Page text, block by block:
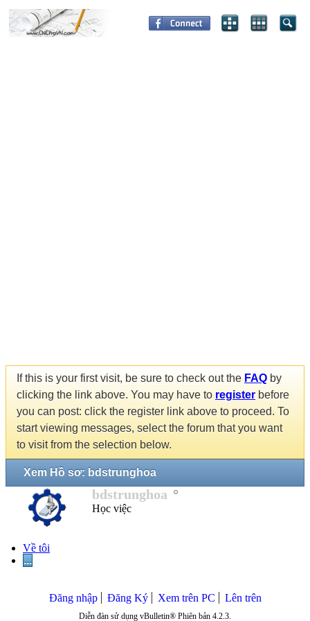
If this is your first visit, be sure to check out the FAQ by
clicking the link above. You may have to register before
you can post: click the register link above to proceed. To
start viewing messages, select the forum that you want
to visit from the selection below.
Xem Hồ sơ: bdstrunghoa
bdstrunghoa
Học việc
Về tôi
...
Đăng nhập Đăng Ký Xem trên PC Lên trên
Diễn đàn sử dụng vBulletin® Phiên bản 4.2.3.